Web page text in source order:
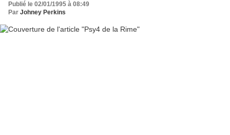
Publié le 02/01/1995 à 08:49
Par Johney Perkins